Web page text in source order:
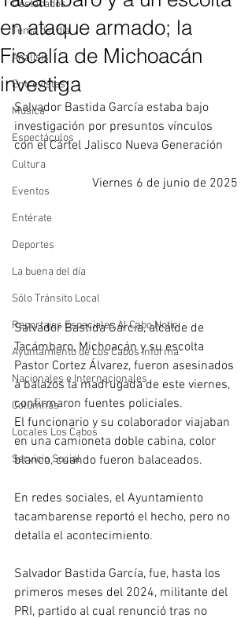
Destacados
Tema del dia
Analisis
Entrevistas
Música
Espectáculos
Cultura
Eventos
Entérate
Deportes
La buena del día
Sólo Tránsito Local
Reportajes Especiales Al Cabo Notic
Ayuntamiento de Los Cabos Informa
Nacionales e Internacionales
Columnas
Locales Los Cabos
Servicio Social
en ataque armado; la
Fiscalía de Michoacán
investiga
Salvador Bastida García estaba bajo
investigación por presuntos vínculos
con el Cártel Jalisco Nueva Generación
Viernes 6 de junio de 2025
Salvador Bastida García, alcalde de
Tacámbaro, Michoacán y su escolta
Pastor Cortez Álvarez, fueron asesinados
a balazos la madrugada de este viernes,
confirmaron fuentes policiales.
El funcionario y su colaborador viajaban
en una camioneta doble cabina, color
blanco, cuando fueron balaceados.
En redes sociales, el Ayuntamiento
tacambarense reportó el hecho, pero no
detalla el acontecimiento.
Salvador Bastida García, fue, hasta los
primeros meses del 2024, militante del
PRI, partido al cual renunció tras no